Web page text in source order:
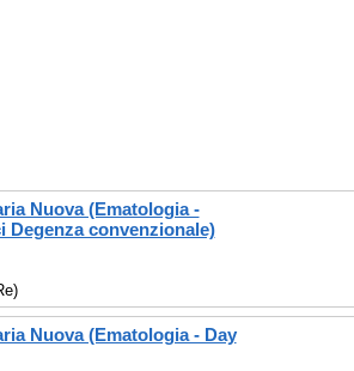
Nuova (Ematologia -
Degenza convenzionale)
Nuova (Ematologia - Day